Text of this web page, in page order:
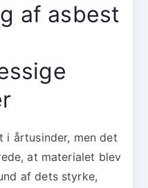
af asbest
årtusinder, men det
at materialet blev
af dets styrke,